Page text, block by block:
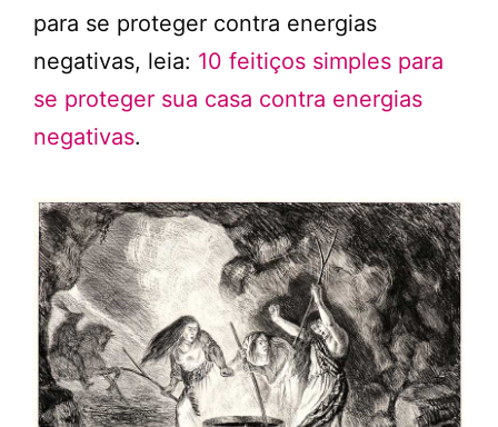
para se proteger contra energias
negativas, leia: 10 feitiços simples para
se proteger sua casa contra energias
negativas.